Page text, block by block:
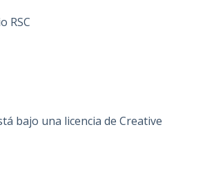
RSC
bajo una licencia de Creative